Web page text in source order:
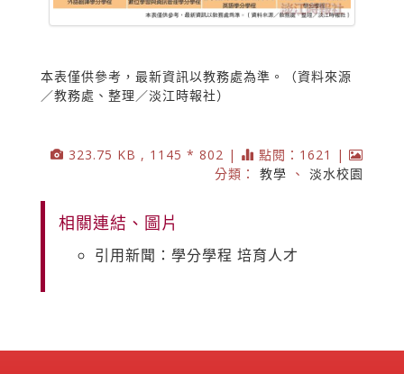
本表僅供參考，最新資訊以教務處為準。（資料來源
／教務處、整理／淡江時報社）
323.75 KB , 1145 * 802 |
點閱：1621 |
分類： 教學 、 淡水校園
相關連結、圖片
引用新聞：學分學程 培育人才